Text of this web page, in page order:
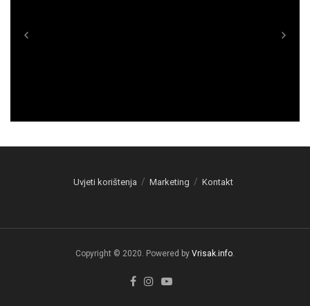
Uvjeti korištenja Marketing Kontakt
Copyright © 2020. Powered by Vrisak.info.